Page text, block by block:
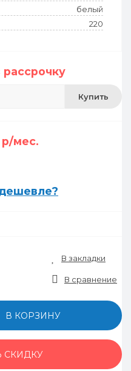
белый
220
Купить
р/мес.
В закладки
В сравнение
В КОРЗИНУ
СКИДКУ